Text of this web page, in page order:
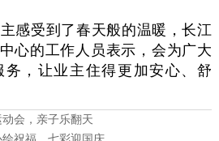
受到了春天般的温暖，长江
心的工作人员表示，会为广大
，让业主住得更加安心、舒
会，亲子乐翻天